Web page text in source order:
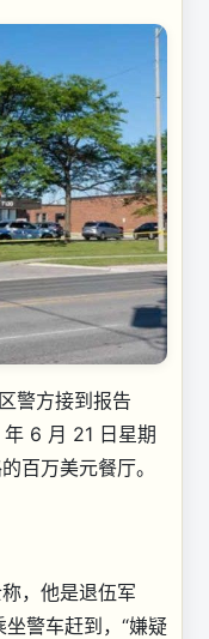
警方接到报告
6 月 21 日星期
百万美元餐厅。
，他是退伍军
警车赶到，“嫌疑